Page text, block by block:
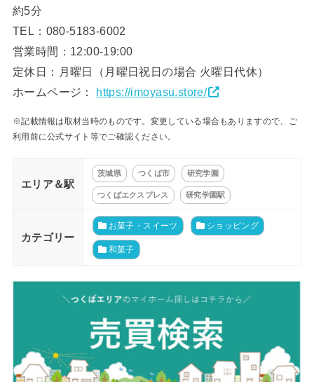
約5分
TEL：080-5183-6002
営業時間：12:00-19:00
定休日：月曜日（月曜日祝日の場合 火曜日代休）
ホームページ： https://imoyasu.store/
※記載情報は取材当時のものです。変更している場合もありますので、ご
利用前に公式サイト等でご確認ください。
エリア＆駅
茨城県 つくば市 研究学園
つくばエクスプレス 研究学園駅
カテゴリー
お菓子・スイーツ ショッピング
和菓子